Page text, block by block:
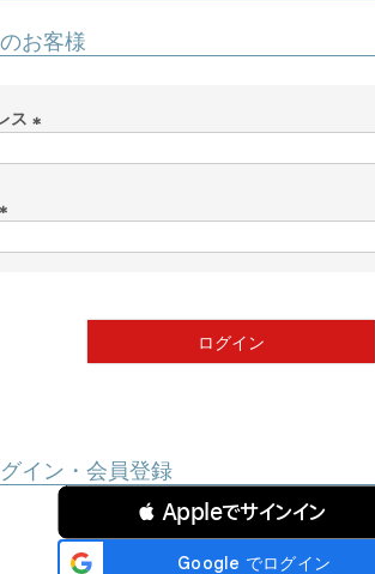
お客様
ス
ログイン
イン・会員登録
 Appleでサインイン